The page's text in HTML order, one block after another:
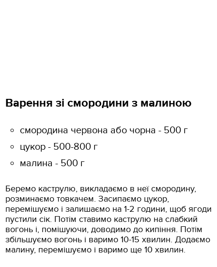
Варення зі смородини з малиною
смородина червона або чорна - 500 г
цукор - 500-800 г
малина - 500 г
Беремо каструлю, викладаємо в неї смородину,
розминаємо товкачем. Засипаємо цукор,
перемішуємо і залишаємо на 1-2 години, щоб ягоди
пустили сік. Потім ставимо каструлю на слабкий
вогонь і, помішуючи, доводимо до кипіння. Потім
збільшуємо вогонь і варимо 10-15 хвилин. Додаємо
малину, перемішуємо і варимо ще 10 хвилин.